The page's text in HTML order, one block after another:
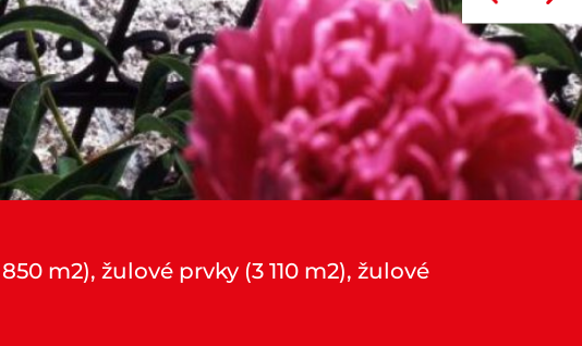
m2), žulové prvky (3 110 m2), žulové